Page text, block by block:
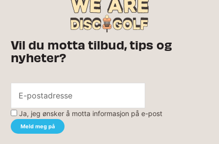
Vil du motta tilbud, tips og
nyheter?
Ja, jeg ønsker å motta informasjon på e-post